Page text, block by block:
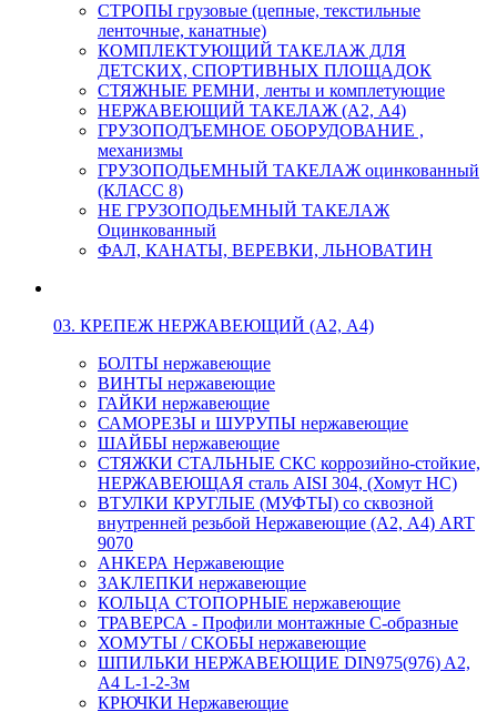
СТРОПЫ грузовые (цепные, текстильные
ленточные, канатные)
КОМПЛЕКТУЮЩИЙ ТАКЕЛАЖ ДЛЯ
ДЕТСКИХ, СПОРТИВНЫХ ПЛОЩАДОК
СТЯЖНЫЕ РЕМНИ, ленты и комплетующие
НЕРЖАВЕЮЩИЙ ТАКЕЛАЖ (А2, А4)
ГРУЗОПОДЪЕМНОЕ ОБОРУДОВАНИЕ ,
механизмы
ГРУЗОПОДЬЕМНЫЙ ТАКЕЛАЖ оцинкованный
(КЛАСС 8)
НЕ ГРУЗОПОДЬЕМНЫЙ ТАКЕЛАЖ
Оцинкованный
ФАЛ, КАНАТЫ, ВЕРЕВКИ, ЛЬНОВАТИН
03. КРЕПЕЖ НЕРЖАВЕЮЩИЙ (А2, А4)
БОЛТЫ нержавеющие
ВИНТЫ нержавеющие
ГАЙКИ нержавеющие
САМОРЕЗЫ и ШУРУПЫ нержавеющие
ШАЙБЫ нержавеющие
СТЯЖКИ СТАЛЬНЫЕ СКС коррозийно-стойкие,
НЕРЖАВЕЮЩАЯ сталь AISI 304, (Хомут НС)
ВТУЛКИ КРУГЛЫЕ (МУФТЫ) со сквозной
внутренней резьбой Нержавеющие (А2, А4) ART
9070
АНКЕРА Нержавеющие
ЗАКЛЕПКИ нержавеющие
КОЛЬЦА СТОПОРНЫЕ нержавеющие
ТРАВЕРСА - Профили монтажные С-образные
ХОМУТЫ / СКОБЫ нержавеющие
ШПИЛЬКИ НЕРЖАВЕЮЩИЕ DIN975(976) A2,
А4 L-1-2-3м
КРЮЧКИ Нержавеющие